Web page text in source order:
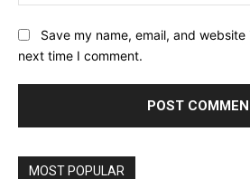
Save my name, email, and
next time I comment.
MOST POPULAR